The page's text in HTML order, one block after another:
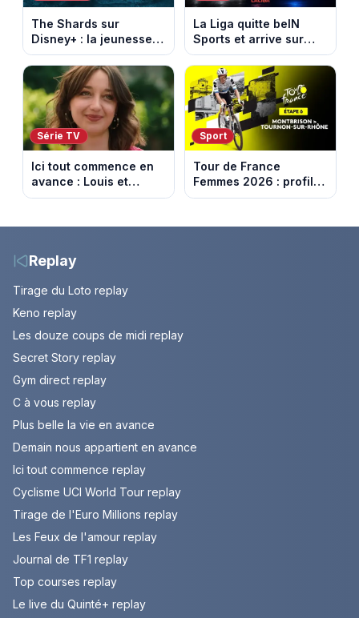
The Shards sur
Disney+ : la jeunesse
dorée de Los Angeles
face à un tueur dans
les années 80
La Liga quitte beIN
Sports et arrive sur
DAZN et Disney+ en
France
Série TV
Ici tout commence en
avance : Louis et
Jasmine enfin en
août 2026 (spoiler)
Sport
Tour de France
Femmes 2026 : profil
et horaires de la 6e
Montbrison et
Replay
Tirage du Loto replay
Keno replay
Les douze coups de midi replay
Secret Story replay
Gym direct replay
C à vous replay
Plus belle la vie en avance
Demain nous appartient en avance
Ici tout commence replay
Cyclisme UCI World Tour replay
Tirage de l'Euro Millions replay
Les Feux de l'amour replay
Journal de TF1 replay
Top courses replay
Le live du Quinté+ replay